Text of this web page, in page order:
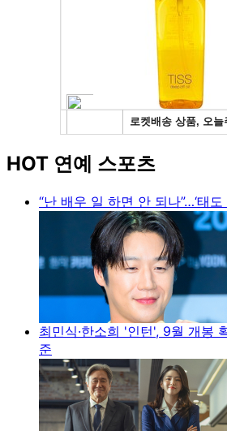
HOT 연예 스포츠
“난 배우 일 하면 안 되나”…‘태
최민식·한소희 '인턴', 9월 개봉
준